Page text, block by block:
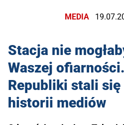
MEDIA
Stacja nie
Waszej
Republiki stali się
historii mediów